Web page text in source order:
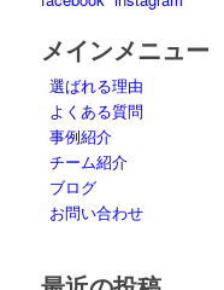
メインメニュー
選ばれる理由
よくある質問
事例紹介
チーム紹介
ブログ
お問い合わせ